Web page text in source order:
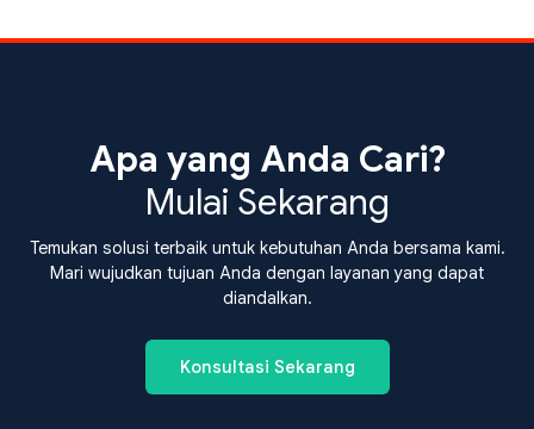
Apa yang Anda Cari?
Mulai Sekarang
Temukan solusi terbaik untuk kebutuhan Anda bersama kami.
Mari wujudkan tujuan Anda dengan layanan yang dapat
diandalkan.
Konsultasi Sekarang